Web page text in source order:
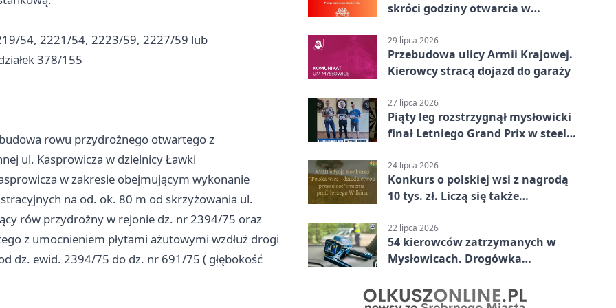
54, 2221/54, 2223/59, 2227/59 lub
378/155
rowu przydrożnego otwartego z
ul. Kasprowicza w dzielnicy Ławki
w zakresie obejmującym wykonanie
na od. ok. 80 m od skrzyżowania ul.
rów przydrożny w rejonie dz. nr 2394/75 oraz
z umocnieniem płytami ażutowymi wzdłuż drogi
dz. ewid. 2394/75 do dz. nr 691/75 ( głębokość
skróci godziny otwarcia w
29 lipca 2026
Przebudowa ulicy Armii Krajowej.
Kierowcy stracą dojazd do garaży
27 lipca 2026
Piąty leg rozstrzygnął mysłowicki
finał Letniego Grand Prix w steel
24 lipca 2026
Konkurs o polskiej wsi z nagrodą
10 tys. zł. Liczą się także
22 lipca 2026
54 kierowców zatrzymanych w
Mysłowicach. Drogówka